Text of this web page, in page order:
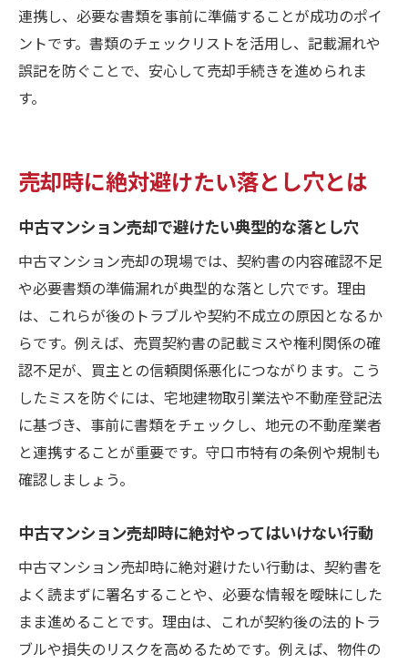
連携し、必要な書類を事前に準備することが成功のポイ
ントです。書類のチェックリストを活用し、記載漏れや
誤記を防ぐことで、安心して売却手続きを進められま
す。
売却時に絶対避けたい落とし穴とは
中古マンション売却で避けたい典型的な落とし穴
中古マンション売却の現場では、契約書の内容確認不足
や必要書類の準備漏れが典型的な落とし穴です。理由
は、これらが後のトラブルや契約不成立の原因となるか
らです。例えば、売買契約書の記載ミスや権利関係の確
認不足が、買主との信頼関係悪化につながります。こう
したミスを防ぐには、宅地建物取引業法や不動産登記法
に基づき、事前に書類をチェックし、地元の不動産業者
と連携することが重要です。守口市特有の条例や規制も
確認しましょう。
中古マンション売却時に絶対やってはいけない行動
中古マンション売却時に絶対避けたい行動は、契約書を
よく読まずに署名することや、必要な情報を曖昧にした
まま進めることです。理由は、これが契約後の法的トラ
ブルや損失のリスクを高めるためです。例えば、物件の